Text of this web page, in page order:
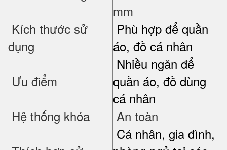
mm
Kích thước sử
dụng
Phù hợp để quần
áo, đồ cá nhân
Ưu điểm
Nhiều ngăn để
quần áo, đồ dùng
cá nhân
Hệ thống khóa
An toàn
Cá nhân, gia đình,